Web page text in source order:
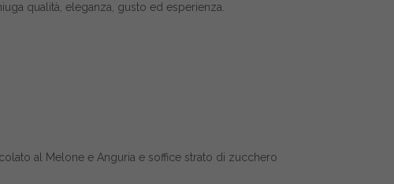
qualità, eleganza, gusto ed esperienza.
al Melone e Anguria e soffice strato di zucchero